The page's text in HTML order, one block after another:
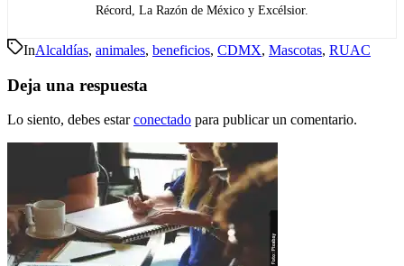
Récord, La Razón de México y Excélsior.
InAlcaldías, animales, beneficios, CDMX, Mascotas, RUAC
Deja una respuesta
Lo siento, debes estarconectado para publicar un comentario.